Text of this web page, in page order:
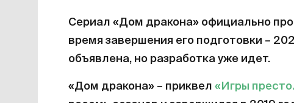
Сериал «Дом дракона» официально
время завершения его подготовки –
объявлена, но разработка уже идет.
«Дом дракона» – приквел «Игры